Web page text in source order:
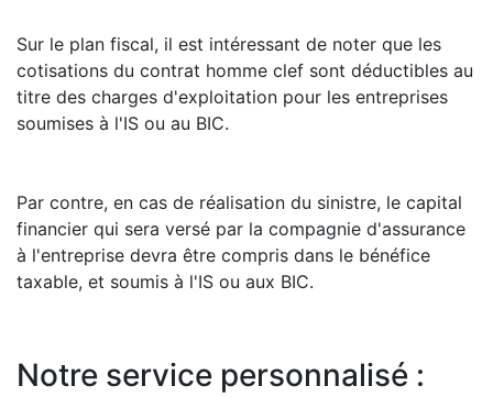
Sur le plan fiscal, il est intéressant de noter que les
cotisations du contrat homme clef sont déductibles au
titre des charges d'exploitation pour les entreprises
soumises à l'IS ou au BIC.
Par contre, en cas de réalisation du sinistre, le capital
financier qui sera versé par la compagnie d'assurance
à l'entreprise devra être compris dans le bénéfice
taxable, et soumis à l'IS ou aux BIC.
Notre service personnalisé :